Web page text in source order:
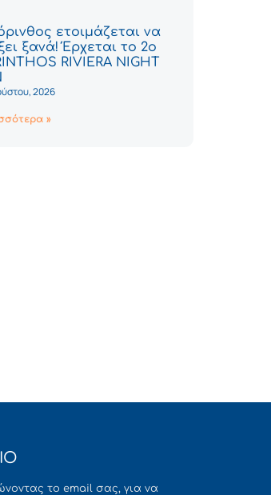
ετοιμάζεται να
ξανά! Έρχεται το 2ο
RIVIERA NIGHT
2026
»
το email σας, για να